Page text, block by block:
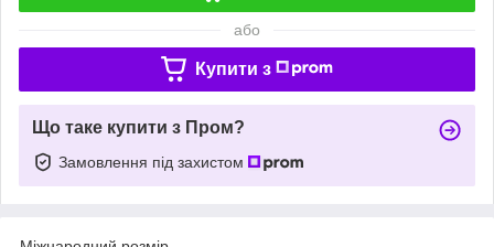
або
Купити з
Що таке купити з Пром?
Замовлення під захистом